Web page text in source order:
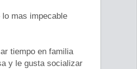
lo mas impecable
tiempo en familia
y le gusta socializar